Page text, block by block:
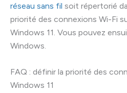
réseau sans fil soit répertorié
priorité des connexions Wi-Fi
Windows 11. Vous pouvez
Windows.
FAQ : définir la priorité des
Windows 11